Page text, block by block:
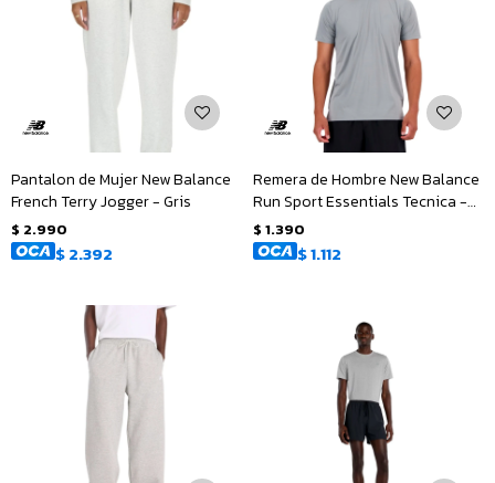
Pantalon de Mujer New Balance
French Terry Jogger - Gris
$ 2.990
$2.392
Remera de Hombre New Balance
Run Sport Essentials Tecnica -
Gris
$ 1.390
$1.112